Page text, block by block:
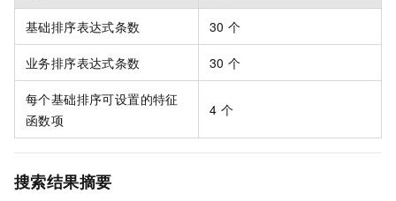
基础排序表达式条数 30 个
业务排序表达式条数 30 个
每个基础排序可设置的特征
函数项
4 个
搜索结果摘要